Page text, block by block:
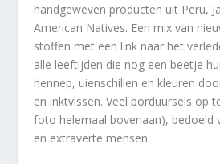
handgeweven producten uit Peru,
American Natives. Een mix van
stoffen met een link naar het
alle leeftijden die nog een beetje
hennep, uienschillen en kleuren
en inktvissen. Veel borduursels op
foto helemaal bovenaan), bedoeld
en extraverte mensen.